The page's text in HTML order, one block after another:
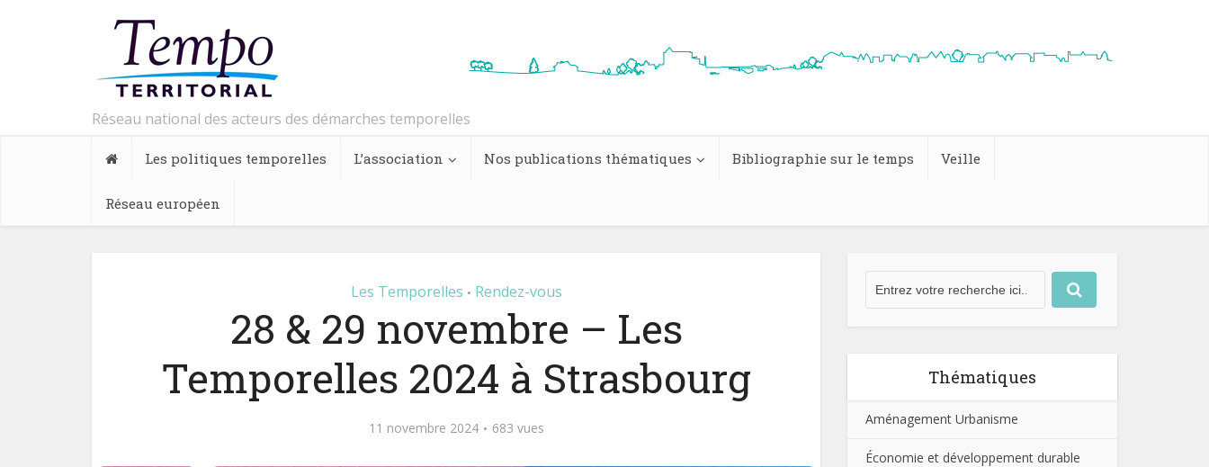
Réseau national des acteurs des démarches temporelles
Les politiques temporelles L’association Nos publications thématiques Bibliographie sur le temps Veille
Réseau européen
Les Temporelles • Rendez-vous
28 & 29 novembre – Les
Temporelles 2024 à Strasbourg
11 novembre 2024 683 vues
Thématiques
Aménagement Urbanisme
Économie et développement durable